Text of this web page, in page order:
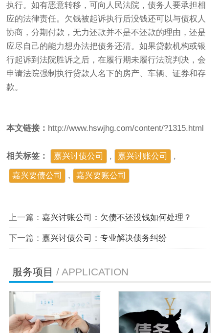
执行。如有恶意转移，可向人民法院，债务人要承担相
应的法律责任。欠钱被起诉执行后没钱还可以与债权人
协商，分期付款，无力还款并不是不还款的理由，还是
应尽自己的能力想办法把债务还清。如果贷款机构或银
行起诉到法院胜诉之后，在履行期未履行法院判决，会
申请法院强制执行贷款人名下的房产、车辆、证券和存
款。
本文链接： http://www.hswjhg.com/content/?1315.html
相关标签： 嘉兴讨债公司 , 嘉兴讨账公司 ,
嘉兴要债公司 , ​嘉兴要账公司
上一篇： 嘉兴讨账公司：欠债不还没钱如何处理？
下一篇： 嘉兴讨债公司：专业解决债务纠纷
服务项目 / APPLICATION